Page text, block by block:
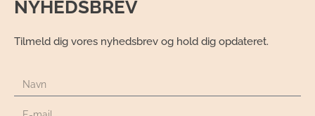
NYHEDSBREV
Tilmeld dig vores nyhedsbrev og hold dig opdateret.